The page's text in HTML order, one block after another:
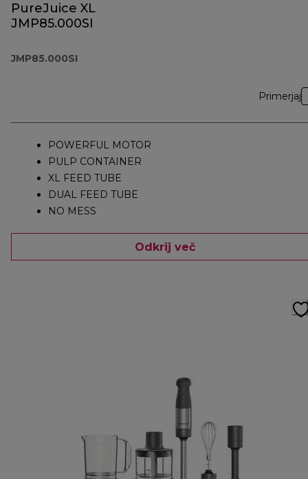
PureJuice XL
JMP85.000SI
JMP85.000SI
Primerjaj
POWERFUL MOTOR
PULP CONTAINER
XL FEED TUBE
DUAL FEED TUBE
NO MESS
Odkrij več